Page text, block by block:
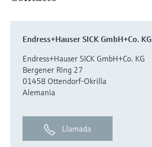
Endress+Hauser SICK GmbH+Co. KG
Endress+Hauser SICK GmbH+Co. KG
Bergener Ring 27
01458 Ottendorf-Okrilla
Alemania
Llamada